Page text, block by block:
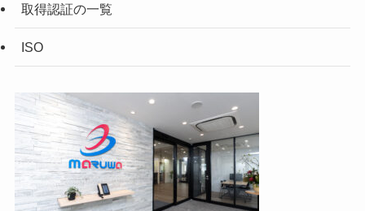
取得認証の一覧
ISO